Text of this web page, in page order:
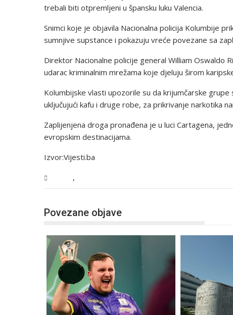
trebali biti otpremljeni u špansku luku Valencia.
Snimci koje je objavila Nacionalna policija Kolumbije
sumnjive supstance i pokazuju vreće povezane sa
Direktor Nacionalne policije general William Oswaldo
udarac kriminalnim mrežama koje djeluju širom
Kolumbijske vlasti upozorile su da krijumčarske
uključujući kafu i druge robe, za prikrivanje narkotika
Zaplijenjena droga pronađena je u luci Cartagena,
evropskim destinacijama.
Izvor:Vijesti.ba
,
Povezane objave